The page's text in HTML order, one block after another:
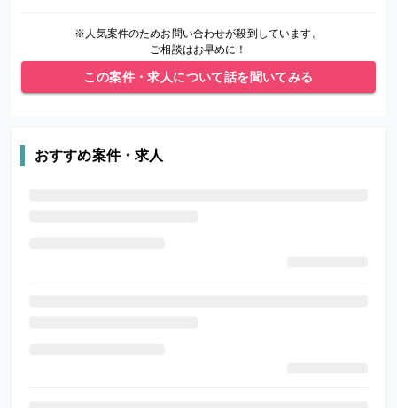
※人気案件のためお問い合わせが殺到しています。
ご相談はお早めに！
この案件・求人について話を聞いてみる
おすすめ案件・求人